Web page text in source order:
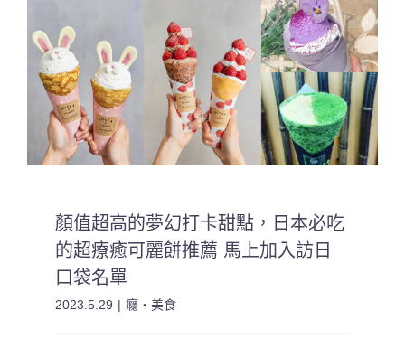
顏值超高的夢幻打卡甜點，日本必吃
的超療癒可麗餅推薦 馬上加入訪日
口袋名單
2023.5.29 | 癮・美食